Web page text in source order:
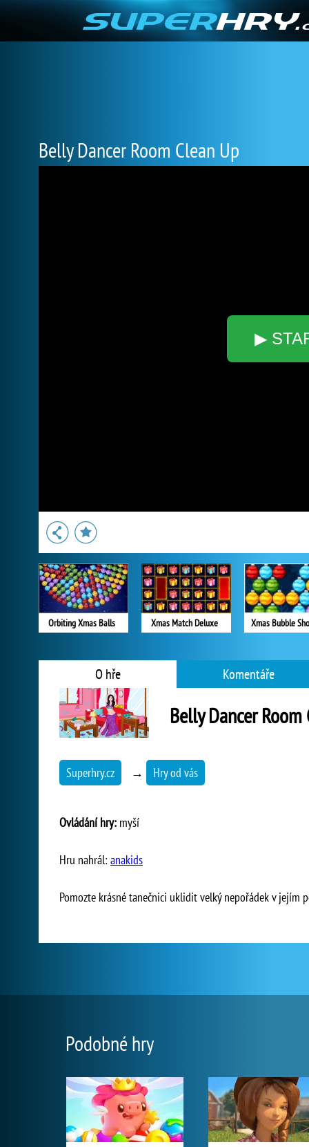
Belly Dancer Room Clean Up
▶
Orbiting Xmas Balls Xmas Match Deluxe Xmas Bubble
O hře Komentáře
Belly Dancer Room
Superhry.cz → Hry od vás
Ovládání hry: myší
Hru nahrál: anakids
Pomozte krásné tanečnici uklidit velký nepořádek v jejím
Podobné hry